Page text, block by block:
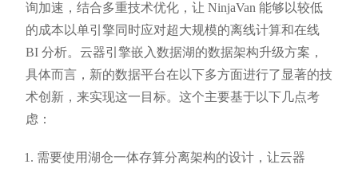
询加速，结合多重技术优化，让 NinjaVan 能够以较低
的成本以单引擎同时应对超大规模的离线计算和在线
BI 分析。云器引擎嵌入数据湖的数据架构升级方案，
具体而言，新的数据平台在以下多方面进行了显著的技
术创新，来实现这一目标。这个主要基于以下几点考
虑：
需要使用湖仓一体存算分离架构的设计，让云器